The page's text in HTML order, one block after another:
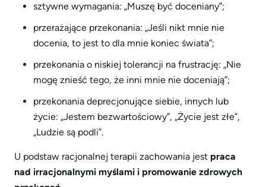
sztywne wymagania: „Muszę być doceniany”;
przerażające przekonania: „Jeśli nikt mnie nie
docenia, to jest to dla mnie koniec świata”;
przekonania o niskiej tolerancji na frustrację: „Nie
mogę znieść tego, że inni mnie nie doceniają”;
przekonania deprecjonujące siebie, innych lub
życie: „Jestem bezwartościowy”, „Życie jest złe”,
„Ludzie są podli”.
U podstaw racjonalnej terapii zachowania jest praca
nad irracjonalnymi myślami i promowanie zdrowych